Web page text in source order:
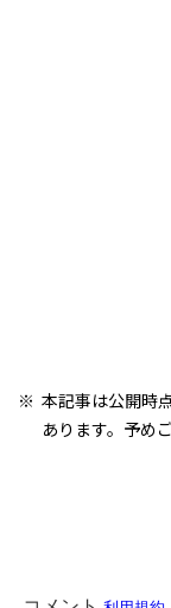
本記事は公開時
あります。予め